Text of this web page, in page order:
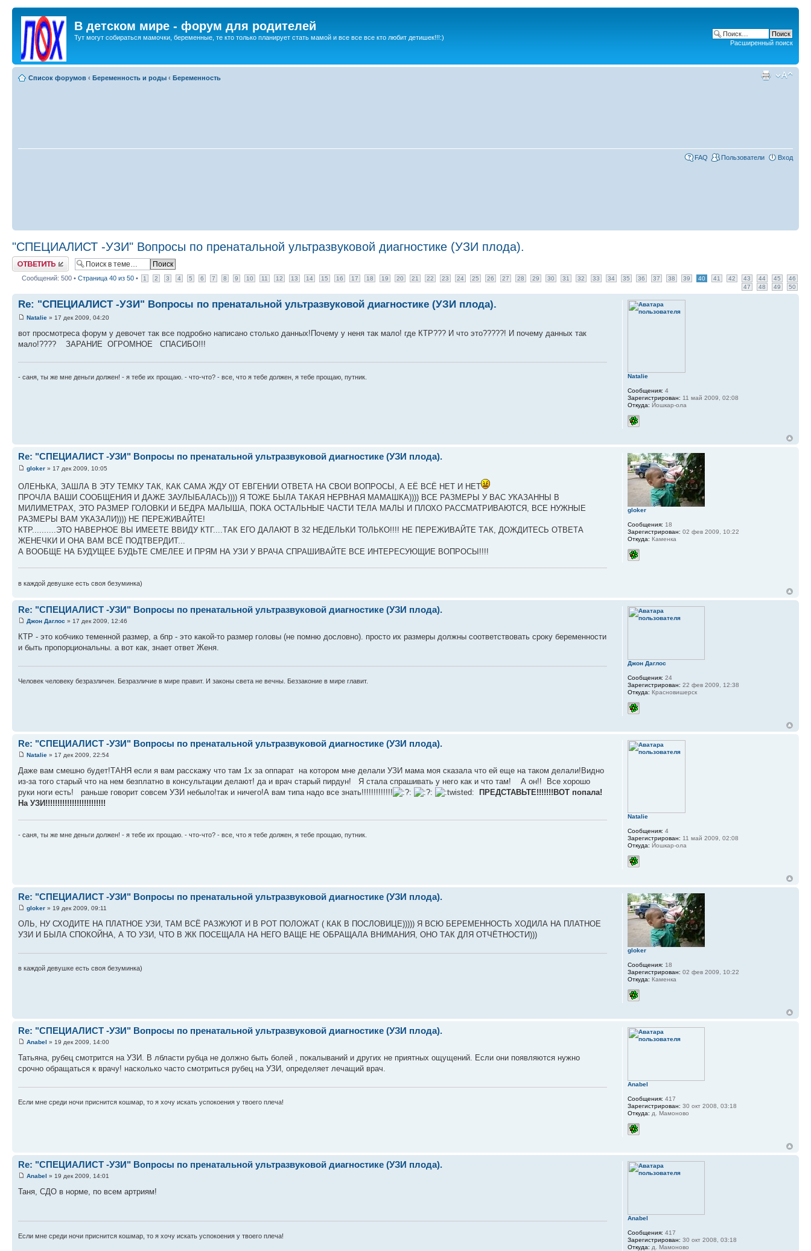
В детском мире - форум для родителей
Тут могут собираться мамочки, беременные, те кто только планирует стать мамой и все все все кто любит детишек!!!:)
Расширенный поиск
Список форумов ‹ Беременность и роды ‹ Беременность
FAQ Пользователи Вход
"СПЕЦИАЛИСТ -УЗИ" Вопросы по пренатальной ультразвуковой диагностике (УЗИ плода).
Ответить
Сообщений: 500 • Страница 40 из 50 • 1 2 3 4 5 6 7 8 9 10 11 12 13 14 15 16 17 18 19 20 21 22 23 24 25 26 27 28 29 30 31 32 33 34 35 36 37 38 39 40 41 42 43 44 45
46
47
48 49 50
Re: "СПЕЦИАЛИСТ -УЗИ" Вопросы по пренатальной ультразвуковой диагностике (УЗИ плода).
Natalie » 17 дек 2009, 04:20
вот просмотреса форум у девочет так все подробно написано столько данных!Почему у неня так мало! где КТР??? И что это?????! И почему данных так
мало!???? ЗАРАНИЕ ОГРОМНОЕ СПАСИБО!!!
- саня, ты же мне деньги должен! - я тебе их прощаю. - что-что? - все, что я тебе должен, я тебе прощаю, путник. Natalie
Сообщения: 4
Зарегистрирован: 11 май 2009, 02:08
Откуда: Йошкар-ола
Re: "СПЕЦИАЛИСТ -УЗИ" Вопросы по пренатальной ультразвуковой диагностике (УЗИ плода).
gloker » 17 дек 2009, 10:05
ОЛЕНЬКА, ЗАШЛА В ЭТУ ТЕМКУ ТАК, КАК САМА ЖДУ ОТ ЕВГЕНИИ ОТВЕТА НА СВОИ ВОПРОСЫ, А ЕЁ ВСЁ НЕТ И НЕТ
ПРОЧЛА ВАШИ СООБЩЕНИЯ И ДАЖЕ ЗАУЛЫБАЛАСЬ)))) Я ТОЖЕ БЫЛА ТАКАЯ НЕРВНАЯ МАМАШКА)))) ВСЕ РАЗМЕРЫ У ВАС УКАЗАННЫ В
МИЛИМЕТРАХ, ЭТО РАЗМЕР ГОЛОВКИ И БЕДРА МАЛЫША, ПОКА ОСТАЛЬНЫЕ ЧАСТИ ТЕЛА МАЛЫ И ПЛОХО РАССМАТРИВАЮТСЯ, ВСЕ НУЖНЫЕ
РАЗМЕРЫ ВАМ УКАЗАЛИ)))) НЕ ПЕРЕЖИВАЙТЕ!
КТР..........ЭТО НАВЕРНОЕ ВЫ ИМЕЕТЕ ВВИДУ КТГ....ТАК ЕГО ДАЛАЮТ В 32 НЕДЕЛЬКИ ТОЛЬКО!!!! НЕ ПЕРЕЖИВАЙТЕ ТАК, ДОЖДИТЕСЬ ОТВЕТА
ЖЕНЕЧКИ И ОНА ВАМ ВСЁ ПОДТВЕРДИТ...
А ВООБЩЕ НА БУДУЩЕЕ БУДЬТЕ СМЕЛЕЕ И ПРЯМ НА УЗИ У ВРАЧА СПРАШИВАЙТЕ ВСЕ ИНТЕРЕСУЮЩИЕ ВОПРОСЫ!!!!
в каждой девушке есть своя безуминка)
gloker
Сообщения: 18
Зарегистрирован: 02 фев 2009, 10:22
Откуда: Каменка
Re: "СПЕЦИАЛИСТ -УЗИ" Вопросы по пренатальной ультразвуковой диагностике (УЗИ плода).
Джон Даглос » 17 дек 2009, 12:46
КТР - это кобчико теменной размер, а бпр - это какой-то размер головы (не помню дословно). просто их размеры должны соответствовать сроку беременности
и быть пропорциональны. а вот как, знает ответ Женя.
Человек человеку безразличен. Безразличие в мире правит. И законы света не вечны. Беззаконие в мире главит.
Джон Даглос
Сообщения: 24
Зарегистрирован: 22 фев 2009, 12:38
Откуда: Красновишерск
Re: "СПЕЦИАЛИСТ -УЗИ" Вопросы по пренатальной ультразвуковой диагностике (УЗИ плода).
Natalie » 17 дек 2009, 22:54
Даже вам смешно будет!ТАНЯ если я вам расскажу что там 1х за оппарат на котором мне делали УЗИ мама моя сказала что ей еще на таком делали!Видно
из-за того старый что на нем безплатно в консультации делают! да и врач старый пирдун! Я стала спрашивать у него как и что там! А он!! Все хорошо
руки ноги есть! раньше говорит совсем УЗИ небыло!так и ничего!А вам типа надо все знать!!!!!!!!!!!!!
ПРЕДСТАВЬТЕ!!!!!!!ВОТ попала!
На УЗИ!!!!!!!!!!!!!!!!!!!!!!!!!
- саня, ты же мне деньги должен! - я тебе их прощаю. - что-что? - все, что я тебе должен, я тебе прощаю, путник.
Natalie
Сообщения: 4
Зарегистрирован: 11 май 2009, 02:08
Откуда: Йошкар-ола
Re: "СПЕЦИАЛИСТ -УЗИ" Вопросы по пренатальной ультразвуковой диагностике (УЗИ плода).
gloker » 19 дек 2009, 09:11
ОЛЬ, НУ СХОДИТЕ НА ПЛАТНОЕ УЗИ, ТАМ ВСЁ РАЗЖУЮТ И В РОТ ПОЛОЖАТ ( КАК В ПОСЛОВИЦЕ))))) Я ВСЮ БЕРЕМЕННОСТЬ ХОДИЛА НА ПЛАТНОЕ
УЗИ И БЫЛА СПОКОЙНА, А ТО УЗИ, ЧТО В ЖК ПОСЕЩАЛА НА НЕГО ВАЩЕ НЕ ОБРАЩАЛА ВНИМАНИЯ, ОНО ТАК ДЛЯ ОТЧЁТНОСТИ)))
в каждой девушке есть своя безуминка)
gloker
Сообщения: 18
Зарегистрирован: 02 фев 2009, 10:22
Откуда: Каменка
Re: "СПЕЦИАЛИСТ -УЗИ" Вопросы по пренатальной ультразвуковой диагностике (УЗИ плода).
Anabel » 19 дек 2009, 14:00
Татьяна, рубец смотрится на УЗИ. В лбласти рубца не должно быть болей , покалываний и других не приятных ощущений. Если они появляются нужно
срочно обращаться к врачу! насколько часто смотриться рубец на УЗИ, определяет лечащий врач.
Если мне среди ночи приснится кошмар, то я хочу искать успокоения у твоего плеча!
Anabel
Сообщения: 417
Зарегистрирован: 30 окт 2008, 03:18
Откуда: д. Мамоново
Re: "СПЕЦИАЛИСТ -УЗИ" Вопросы по пренатальной ультразвуковой диагностике (УЗИ плода).
Anabel » 19 дек 2009, 14:01
Таня, СДО в норме, по всем артриям!
Если мне среди ночи приснится кошмар, то я хочу искать успокоения у твоего плеча!
Anabel
Сообщения: 417
Зарегистрирован: 30 окт 2008, 03:18
Откуда: д. Мамоново